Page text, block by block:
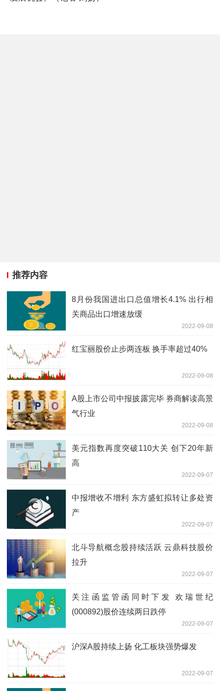
推荐内容
8月份我国进出口总值增长4.1% 出行相
关商品出口增速放缓
2022-09-08
红宝丽股价止步两连板 换手率超过40%
2022-09-08
A股上市公司中报披露完毕 券商解读高景
气行业
2022-09-08
美元指数再度突破110大关 创下20年新
高
2022-09-07
中报增收不增利 东方盛虹拟转让多处资
产
2022-09-07
北斗导航概念股持续活跃 云鼎科技股价
拉升
2022-09-07
关注函监管函同时下发 欢瑞世纪
(000892)股价连续两日跌停
2022-09-07
沪深A股持续上扬 化工板块强势爆发
2022-09-07